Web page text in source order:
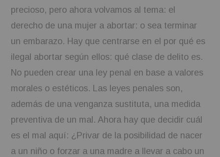
precioso, pero ahora volvamos al tema: el
derecho de una mujer a abortar: o sea terminar
un embarazo. Hay que centrarse en el por qué es
ilegal abortar según ellos: qué clase de delito es.
No pueden crear una ley penal en base a valores
morales o estéticos. Las leyes penales son,
además de una venganza sustituta, una medida
preventiva de un mal. Ahora hay que decidir cuál
es el mal aquí: ¿Privar de la posibilidad de nacer
a un niño o forzar a una madre a llevar a cabo un